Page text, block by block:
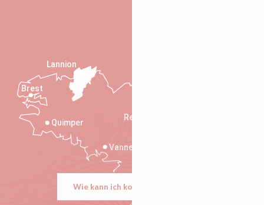
Rennes
Vannes
Quimper
Lannion
Brest
Wie kann ich kommen?